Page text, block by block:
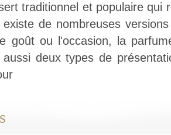
traditionnel et populaire qui
de nombreuses
goût ou l'occasion, la
deux types de